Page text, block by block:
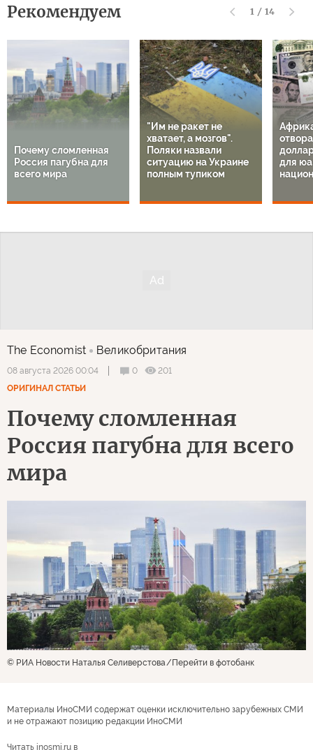
Рекомендуем 1 / 14
Почему сломленная
Россия пагубна для
всего мира
"Им не ракет не
хватает, а мозгов".
Поляки назвали
ситуацию на Украине
полным тупиком
для
The Economist Великобритания
08 августа 2026 00:04 0
201
ОРИГИНАЛ СТАТЬИ
Почему сломленная
Россия пагубна для всего
мира
© РИА Новости Наталья Селиверстова Перейти в фотобанк
Материалы ИноСМИ содержат оценки исключительно зарубежных СМИ
и не отражают позицию редакции ИноСМИ
Читать inosmi.ru в